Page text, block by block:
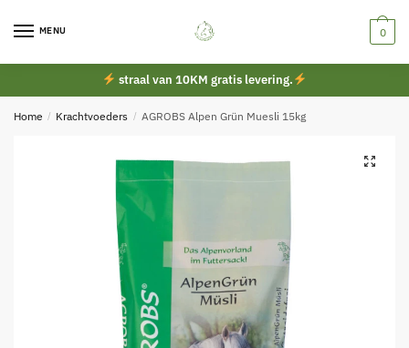
MENU 0
straal van 10KM gratis levering.
Home / Krachtvoeders / AGROBS Alpen Grün Muesli 15kg